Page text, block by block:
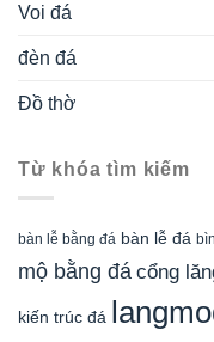
Voi đá
đèn đá
Đồ thờ
Từ khóa tìm kiếm
bàn lễ bằng đá bàn lễ đá
mộ bằng đá cổng
kiến trúc đá